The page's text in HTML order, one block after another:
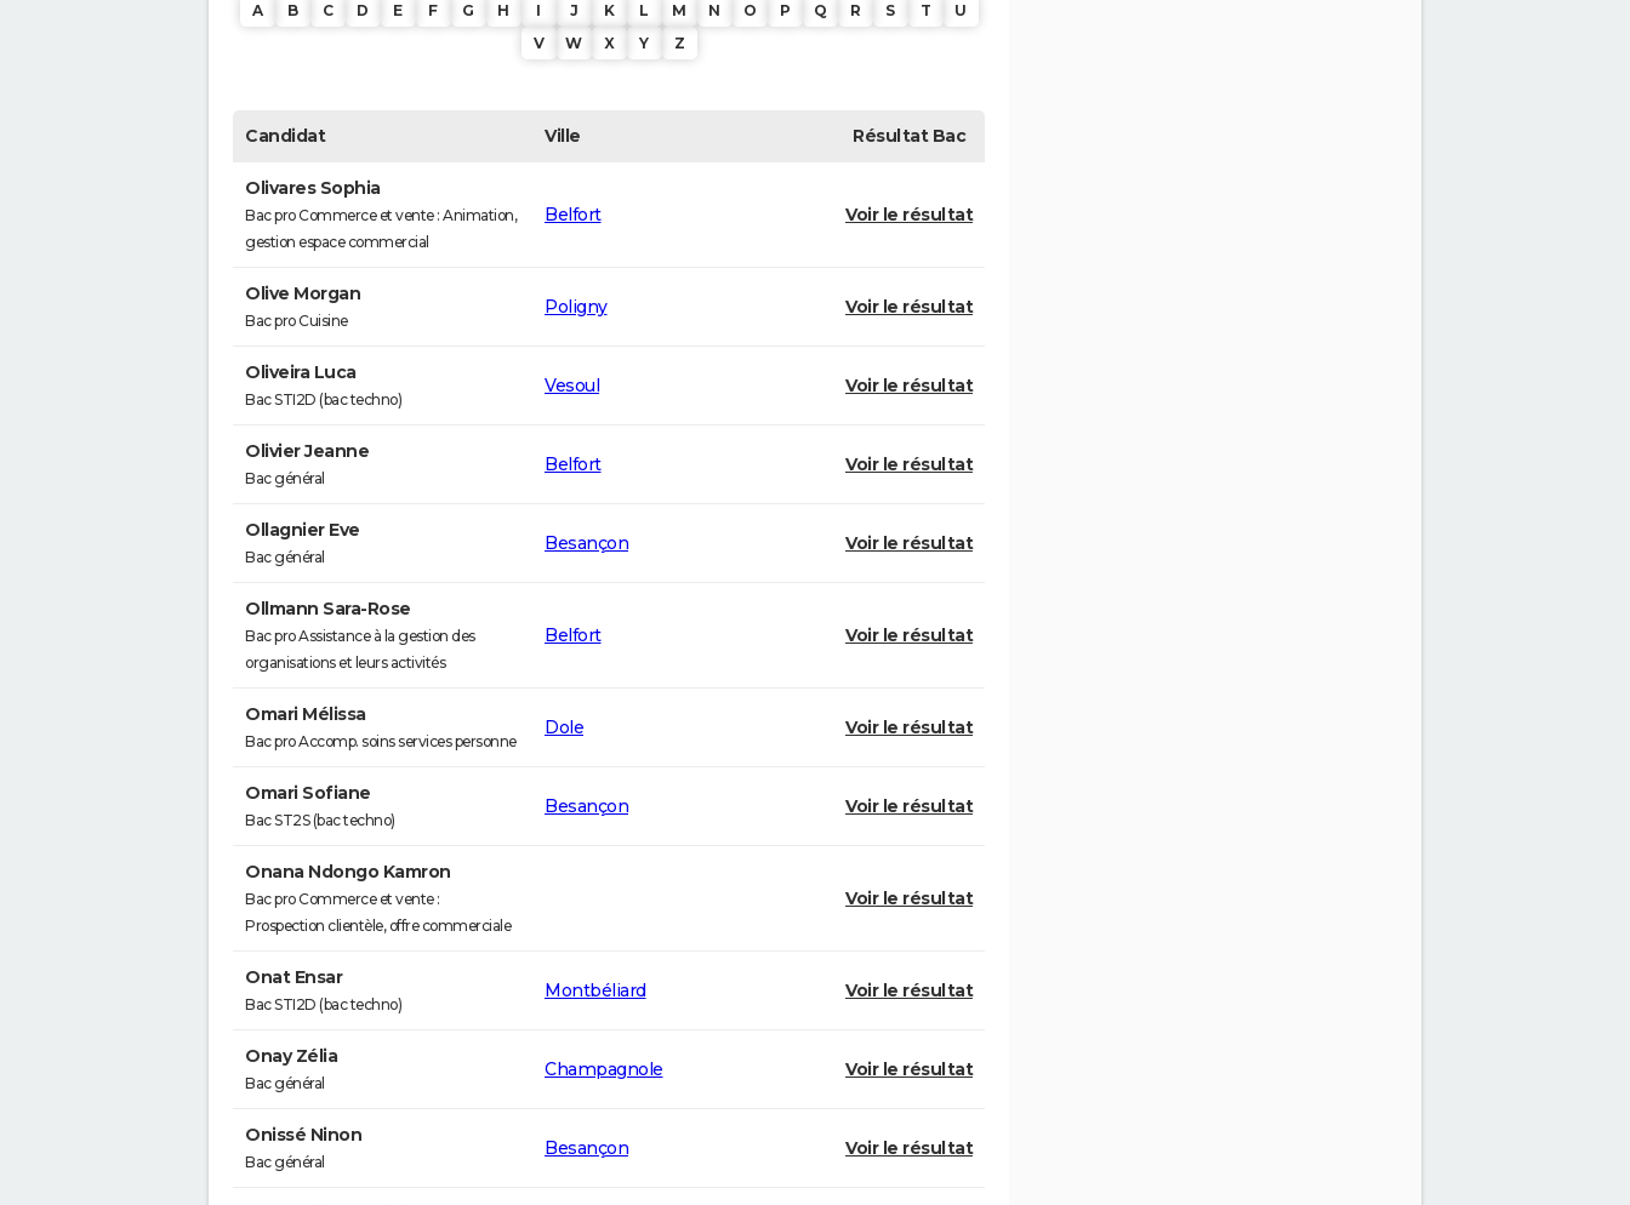
A B C D E F G H I J K L M N O P Q R S T
U
V
W X Y Z
Candidat Ville RésultatBac
Olivares Sophia
Bac pro Commerce et vente : Animation,
gestion espace commercial
Belfort Voir le résultat
Olive Morgan
Bac pro Cuisine
Poligny Voir le résultat
Oliveira Luca
Bac STI2D (bac techno)
Vesoul Voir le résultat
Olivier Jeanne
Bac général
Belfort Voir le résultat
Ollagnier Eve
Bac général
Besançon Voir le résultat
Ollmann Sara-Rose
Bac pro Assistance à la gestion des
organisations et leurs activités
Belfort Voir le résultat
Omari Mélissa
Bac pro Accomp. soins services personne
Dole Voir le résultat
Omari Sofiane
Bac ST2S (bac techno)
Besançon Voir le résultat
Onana Ndongo Kamron
Bac pro Commerce et vente :
Prospection clientèle, offre commerciale
Voir le résultat
Onat Ensar
Bac STI2D (bac techno)
Montbéliard Voir le résultat
Onay Zélia
Bac général
Champagnole Voir le résultat
Onissé Ninon
Bac général
Besançon Voir le résultat